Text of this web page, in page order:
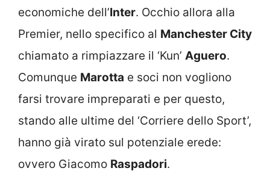
economiche dell’Inter. Occhio allora alla
Premier, nello specifico al Manchester City
chiamato a rimpiazzare il ‘Kun’ Aguero.
Comunque Marotta e soci non vogliono
farsi trovare impreparati e per questo,
stando alle ultime del ‘Corriere dello Sport’,
hanno già virato sul potenziale erede:
ovvero Giacomo Raspadori.